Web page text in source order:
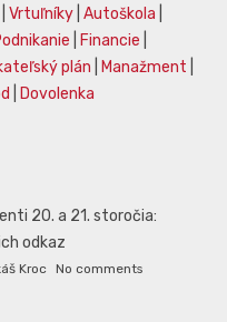
Vrtuľníky Autoškola
Financie
plán Manažment
Dovolenka
20. a 21. storočia:
odkaz
Kroc No comments